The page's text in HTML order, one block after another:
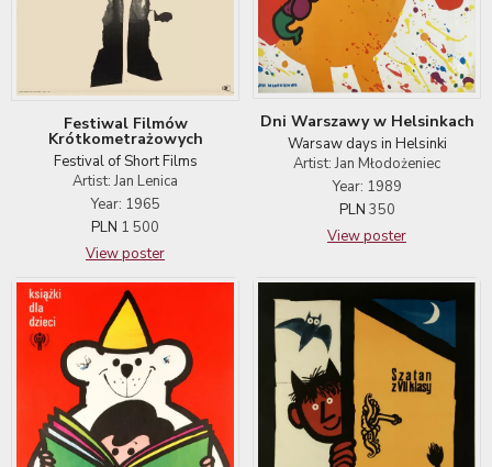
Festiwal Filmów
Krótkometrażowych
Festival of Short Films
Artist: Jan Lenica
Year: 1965
PLN 1 500
View poster
Dni Warszawy w Helsinkach
Warsaw days in Helsinki
Artist: Jan Młodożeniec
Year: 1989
PLN 350
View poster